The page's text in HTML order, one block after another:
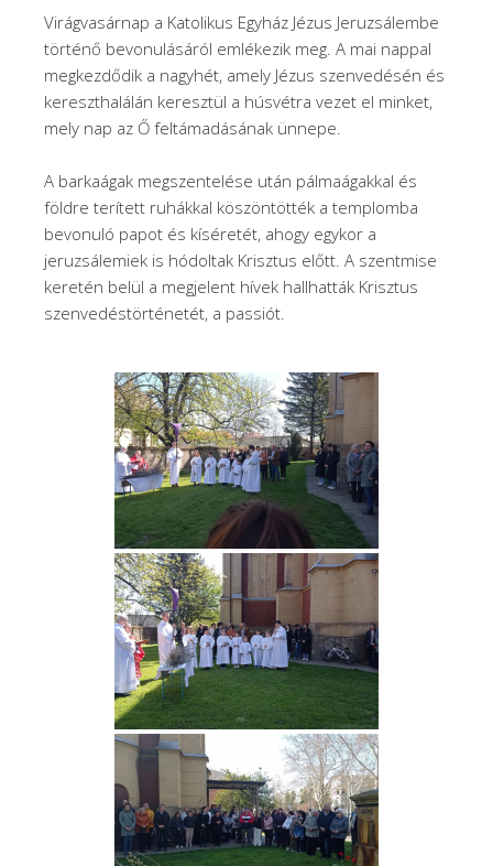
Virágvasárnap a Katolikus Egyház Jézus Jeruzsálembe
történő bevonulásáról emlékezik meg. A mai nappal
megkezdődik a nagyhét, amely Jézus szenvedésén és
kereszthalálán keresztül a húsvétra vezet el minket,
mely nap az Ő feltámadásának ünnepe.
A barkaágak megszentelése után pálmaágakkal és
földre terített ruhákkal köszöntötték a templomba
bevonuló papot és kíséretét, ahogy egykor a
jeruzsálemiek is hódoltak Krisztus előtt. A szentmise
keretén belül a megjelent hívek hallhatták Krisztus
szenvedéstörténetét, a passiót.